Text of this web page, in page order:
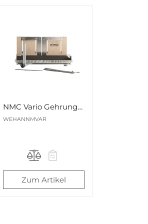
NMC Vario Gehrungslade Nr. 3001008
WEHANNMVAR
Zum Artikel